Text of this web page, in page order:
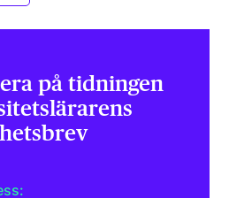
på tidningen